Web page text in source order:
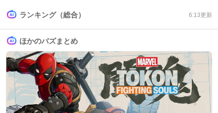
ランキング（総合） 6:13更新
ほかのバズまとめ